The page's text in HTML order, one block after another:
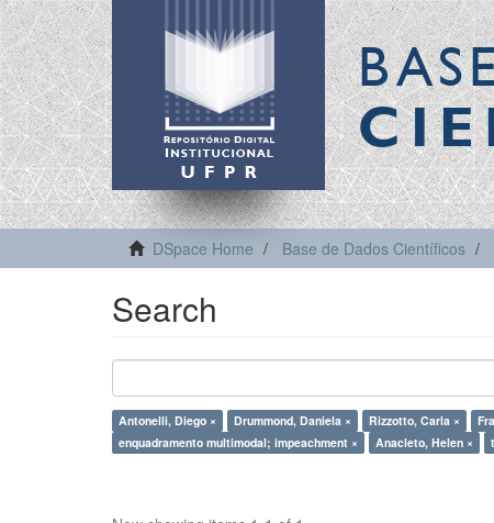
DSpace Home Base de Dados Científicos
Search
Antonelli, Diego × Drummond, Daniela × Rizzotto, Carla ×
enquadramento multimodal; impeachment ×
Anacleto, Helen ×